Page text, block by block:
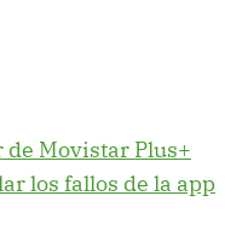
de Movistar Plus+
los fallos de la app